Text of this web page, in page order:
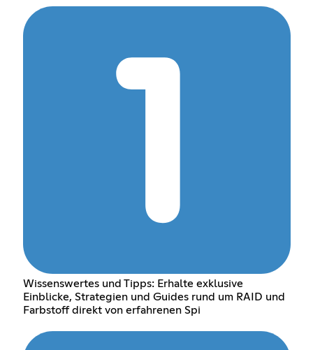
Wissenswertes und Tipps: Erhalte exklusive
Einblicke, Strategien und Guides rund um RAID und
Farbstoff direkt von erfahrenen Spi